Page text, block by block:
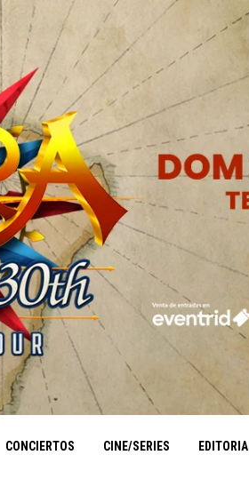
CONCIERTOS CINE/SERIES